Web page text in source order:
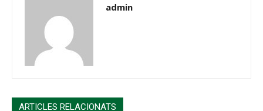
admin
ARTICLES RELACIONATS